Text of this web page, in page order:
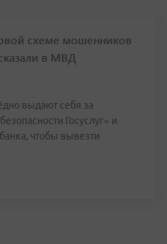
схеме мошенников
в МВД
выдают себя за
Госуслуг» и
чтобы вывезти